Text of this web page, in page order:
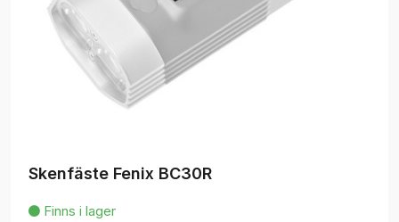
 Finns i lager
Skenfäste Fenix BC30R